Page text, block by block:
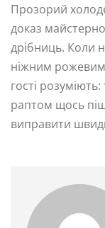
Прозорий
доказ
дрібниць. Коли
ніжним
гості
раптом щось
виправити